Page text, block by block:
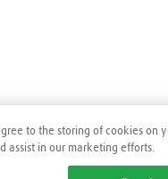
to the storing of cookies on
assist in our marketing efforts.